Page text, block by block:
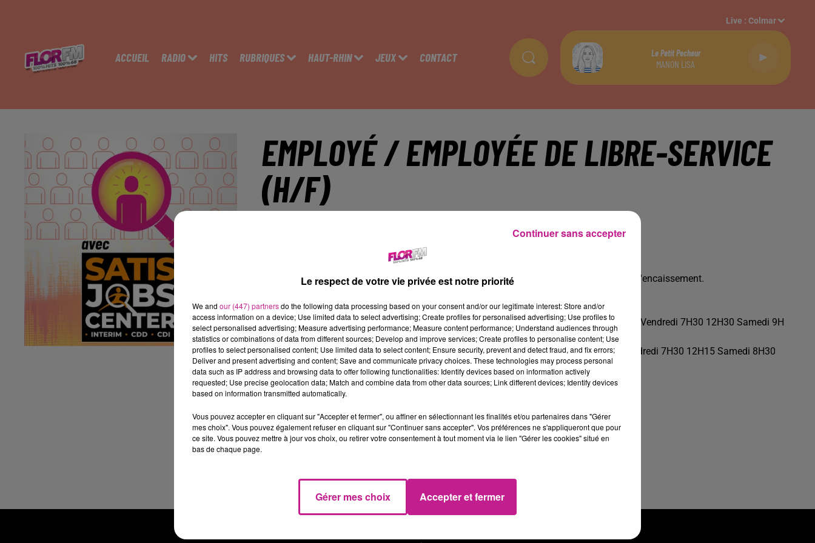
ACCUEIL RADIO HITS RUBRIQUES HAUT-RHIN JEUX CONTACT
Live :Colmar
Le Petit Pecheur
MANON LISA
EMPLOYÉ / EMPLOYÉE DE LIBRE-SERVICE
(H/F)
Nous recherchons un employé libre service H/F, pour effectuer de la mise en rayon, et de l'encaissement.
Le poste proposé 24h /semaine, et vous travaillerez en :
- semaine 1 Lundi 9H 12H15 Mardi 7H30 12H15 14H 17H Mercredi repos Jeudi 16H 19H Vendredi 7H30 12H30 Samedi 9H
14H
- semaine 2 Lundi repos Mardi 7H30 12H15 14H 17H Mercredi repos Jeudi 16H 19H Vendredi 7H30 12H15 Samedi 8H30
12H 13H 18H
Une formation en interne sera délivrée.
CDD de 6 mois, renouvelable
https://candidat.pole-emploi.fr/offres/recherche/detail/165RWHC
Le respect de votre vie privée est notre priorité
We and our (447) partnersdo the following data processing based on your consent and/or our legitimate interest: Store and/or
access information on a device; Use limited data to select advertising; Create profiles for personalised advertising; Use profiles to
select personalised advertising; Measure advertising performance; Measure content performance; Understand audiences through
statistics or combinations of data from different sources; Develop and improve services; Create profiles to personalise content; Use
profiles to select personalised content; Use limited data to select content; Ensure security, prevent and detect fraud, and fix errors;
Deliver and present advertising and content; Save and communicate privacy choices. These technologies may process personal
data such as IP address and browsing data to offer following functionalities: Identify devices based on information actively
requested; Use precise geolocation data; Match and combine data from other data sources; Link different devices; Identify devices
based on information transmitted automatically.
Vous pouvez accepter en cliquant sur "Accepter et fermer", ou affiner en sélectionnant les finalités et/ou partenaires dans "Gérer
mes choix". Vous pouvez également refuser en cliquant sur "Continuer sans accepter". Vos préférences ne s'appliqueront que pour
ce site. Vous pouvez mettre à jour vos choix, ou retirer votre consentement à tout moment via le lien "Gérer les cookies" situé en
bas de chaque page.
Gérer mes choix Accepter et fermer
Continuer sans accepter